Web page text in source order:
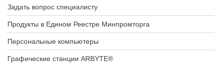
Задать вопрос специалисту
Продукты в Едином Реестре Минпромторга
Персональные компьютеры
Графические станции ARBYTE®